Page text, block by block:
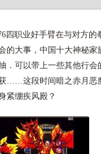
四职业好手臂在与对方的
的大事，中国十大神秘
．可以带上一些其他行
……这段时间暗之赤月恶
紧绷疾风殿？